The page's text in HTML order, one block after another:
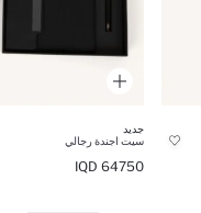
جديد
سيت اجندة رجالي
64750 IQD